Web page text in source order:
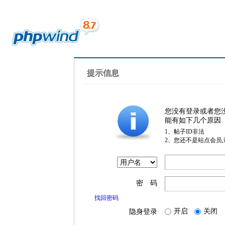
提示信息
您没有登录或者您
能有如下几个原因
1、帖子ID非法
2、您还不是站点会员
密 码
找回密码
隐身登录 开启 关闭